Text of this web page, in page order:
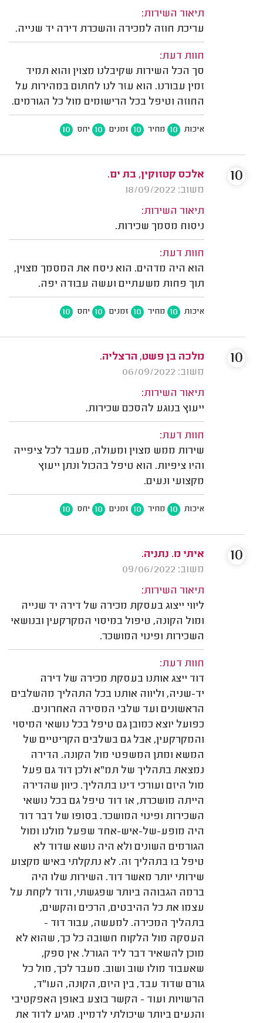
תיאור השירות:
עריכת חוזה למכירה והשכרת דירה יד שנייה.
חוות דעת:
סך הכל השירות שקיבלנו מצוין והוא תמיד
זמין עבורנו. הוא עזר לנו לחתום במהירות על
החוזה וטיפל בכל הרישומים מול כל הגורמים.
איכות 10 מחיר 10 זמנים 10 יחס 10
אלכס קטזוקין, בת ים.
משוב: 18/09/2022
תיאור השירות:
ניסוח מסמך שכירות.
חוות דעת:
הוא היה מדהים. הוא ניסח את המסמך מצוין,
תוך פחות משעתיים ועשה עבודה יפה.
איכות 10 מחיר 10 זמנים 10 יחס 10
10
מלכה בן פשט, הרצליה.
משוב: 06/09/2022
תיאור השירות:
ייעוץ בנוגע להסכם שכירות.
חוות דעת:
שירות ממש מצוין ומעולה, מעבר לכל ציפייה
והיו ציפיות. הוא טיפל בהכול ונתן ייעוץ
מקצועי ונעים.
איכות 10 מחיר 10 זמנים 10 יחס 10
10
איתי מ. נתניה.
משוב: 09/06/2022
תיאור השירות:
ליווי ייצוג בעסקת מכירה של דירה יד שנייה
ומול הקונה, טיפול במיסוי המקרקעין ובנושאי
השכירות ופינוי המושכר.
חוות דעת:
דוד ייצג אותנו בעסקת מכירה של דירה
יד-שניה, וליווה אותנו בכל התהליך מהשלבים
הראשונים ועד שלבי המסירה האחרונים.
כפועל יוצא כמובן גם טיפל בכל נושאי המיסוי
והמקרקעין, אבל גם בשלבים הקריטיים של
המשא ומתן המשפטי מול הקונה. הדירה
נמצאת בתהליך של תמ"א ולכן דוד גם פעל
מול היזם ועורכי דינו בתהליך. כיוון שהדירה
הייתה מושכרת, אז דוד טיפל גם בכל נושאי
השכירות ופינוי המושכר. בסופו של דבר דוד
היה מופע-של-איש-אחד שפעל מולנו ומול
הגורמים השונים ולא היה נושא שדוד לא
טיפל בו בתהליך זה. לא נתקלתי באיש מקצוע
שירותי יותר מאשר דוד. השירות שלו היה
ברמה הגבוהה ביותר שפגשתי, ודוד לקחת על
עצמו את כל ההיבטים, הרכים והקשים,
בתהליך המכירה. למעשה, עבור דוד -
העסקה מול הלקוח חשובה כל כך, שהוא לא
מוכן להשאיר דבר ליד הגורל. אין ספק,
שאעבוד מולו שוב ושוב. מעבר לכך, מול כל
גורם שדוד עבד, בין היזם, הקונה, העו"ד,
הרשויות ועוד - הקשר בוצע באופן האפקטיבי
והנעים ביותר שיכולתי לדמיין. מגיע לדוד את
10